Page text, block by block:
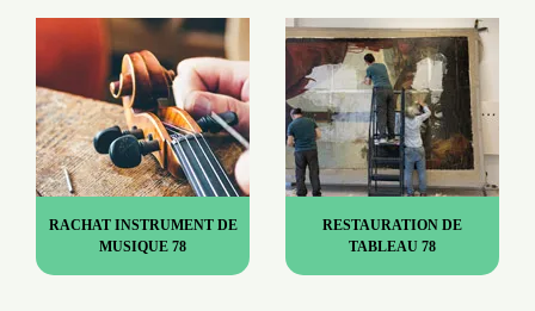
RACHAT INSTRUMENT DE
MUSIQUE 78
RESTAURATION DE
TABLEAU 78